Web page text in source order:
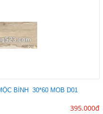
BÌNH 30*60 MOB D01
395.000đ